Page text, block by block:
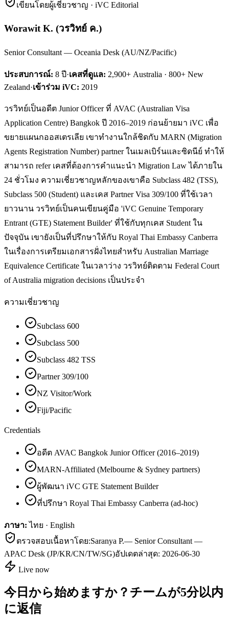
เขียนโดยผู้เชี่ยวชาญ · iVC Editorial
Worawit K. (วรวิทย์ ค.)
Senior Consultant — Oceania Desk (AU/NZ/Pacific)
ประสบการณ์: 8 ปี·เคสที่ดูแล: 2,900+ Australia · 800+ New
Zealand·เข้าร่วม iVC: 2019
วรวิทย์เป็นอดีต Junior Officer ที่ AVAC (Australian Visa
Application Centre) Bangkok ปี 2016–2019 ก่อนย้ายมา iVC เพื่อ
ขยายแผนกออสเตรเลีย เขาทำงานใกล้ชิดกับ MARN (Migration
Agents Registration Number) partner ในเมลเบิร์นและซิดนีย์ ทำให้
สามารถ refer เคสที่ต้องการคำแนะนำ Migration Law ได้ภายใน
24 ชั่วโมง ความเชี่ยวชาญหลักของเขาคือ Subclass 482 (TSS),
Subclass 500 (Student) และเคส Partner Visa 309/100 ที่ใช้เวลา
ยาวนาน วรวิทย์เป็นคนเขียนคู่มือ 'iVC Genuine Temporary
Entrant (GTE) Statement Builder' ที่ใช้กับทุกเคส Student ใน
ปัจจุบัน เขายังเป็นที่ปรึกษาให้กับ Royal Thai Embassy Canberra
ในเรื่องการเตรียมเอกสารฝั่งไทยสำหรับ Australian Marriage
Equivalence Certificate ในเวลาว่าง วรวิทย์ติดตาม Federal Court
of Australia migration decisions เป็นประจำ
ความเชี่ยวชาญ
Subclass 600
Subclass 500
Subclass 482 TSS
Partner 309/100
NZ Visitor/Work
Fiji/Pacific
Credentials
อดีต AVAC Bangkok Junior Officer (2016–2019)
MARN-Affiliated (Melbourne & Sydney partners)
ผู้พัฒนา iVC GTE Statement Builder
ที่ปรึกษา Royal Thai Embassy Canberra (ad-hoc)
ภาษา: ไทย · English
ตรวจสอบเนื้อหาโดย:Saranya P.— Senior Consultant —
APAC Desk (JP/KR/CN/TW/SG)อัปเดตล่าสุด: 2026-06-30
Live now
今日から始めますか？チームが5分以内
に返信